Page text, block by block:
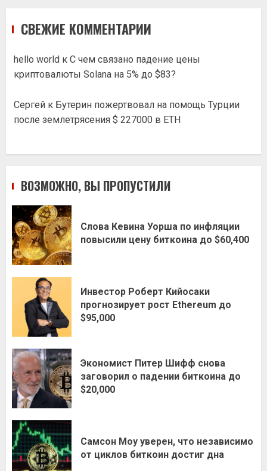
СВЕЖИЕ КОММЕНТАРИИ
hello world к С чем связано падение цены
криптовалюты Solana на 5% до $83?
Сергей к Бутерин пожертвовал на помощь Турции
после землетрясения $ 227000 в ETH
ВОЗМОЖНО, ВЫ ПРОПУСТИЛИ
Слова Кевина Уорша по инфляции
повысили цену биткоина до $60,400
Инвестор Роберт Кийосаки
прогнозирует рост Ethereum до
$95,000
Экономист Питер Шифф снова
заговорил о падении биткоина до
$20,000
Самсон Моу уверен, что независимо
от циклов биткоин достиг дна